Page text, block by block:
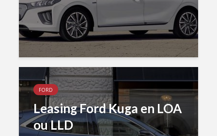
FORD
Leasing Ford Kuga en LOA
ou LLD